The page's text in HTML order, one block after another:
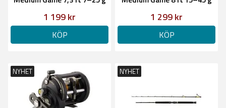
1 199 kr
KÖP
1 299 kr
KÖP
NYHET NYHET